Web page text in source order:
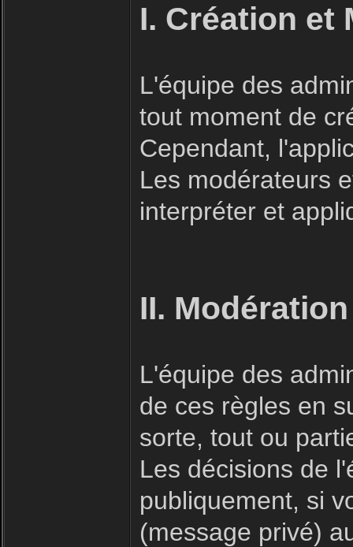
I. Création et
L'équipe des
tout moment de
Cependant,
Les modérateurs
interpréter et
II.
L'équipe des
de ces règles en
sorte, tout ou
Les décisions de
publiquement, si
(message privé)